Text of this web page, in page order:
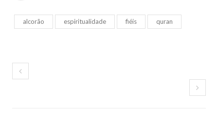
alcorão espiritualidade fiéis quran